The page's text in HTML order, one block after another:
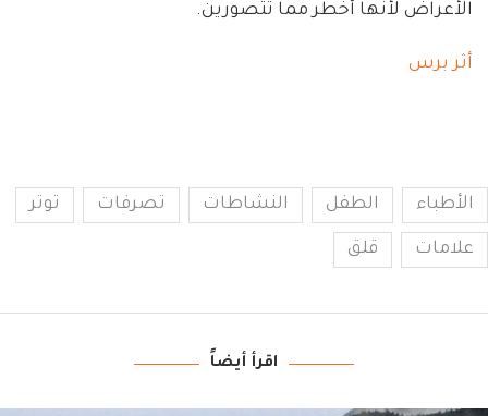
الأعراض لأنها أخطر مما تتصورين.
أثر برس
الأطباء الطفل النشاطات تصرفات توتر
علامات قلق
اقرأ أيضاً